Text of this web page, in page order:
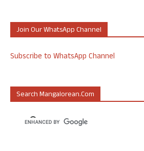
Join Our WhatsApp Channel
Subscribe to WhatsApp Channel
Search Mangalorean.com